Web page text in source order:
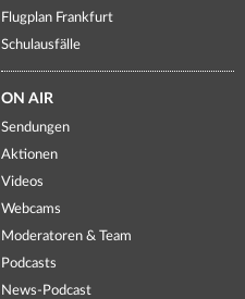
Flugplan Frankfurt
Schulausfälle
ON AIR
Sendungen
Aktionen
Videos
Webcams
Moderatoren & Team
Podcasts
News-Podcast